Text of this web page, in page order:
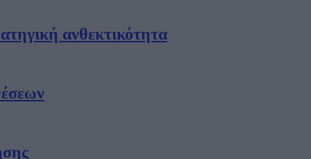
ανθεκτικότητα